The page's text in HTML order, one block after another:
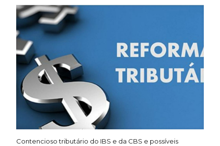
Contencioso tributário do IBS e da CBS e possíveis